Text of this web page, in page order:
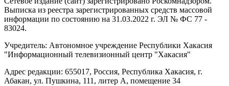
Выписка из реестра зарегистрированных средств массовой
информации по состоянию на 31.03.2022 г. ЭЛ № ФС 77 -
83024.
Учредитель: Автономное учреждение Республики Хакасия
"Информационный телевизионный центр "Хакасия"
Адрес редакции: 655017, Россия, Республика Хакасия, г.
Абакан, ул. Пушкина, 111, литер А, помещение 34